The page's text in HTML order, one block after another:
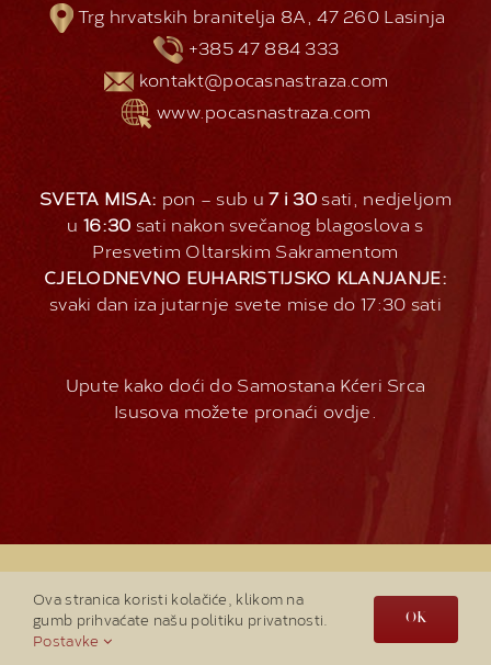
Trg hrvatskih branitelja 8A, 47 260 Lasinja
+385 47 884 333
kontakt@pocasnastraza.com
www.pocasnastraza.com
SVETA MISA: pon – sub u7 i 30sati, nedjeljom
u16:30 sati nakon svečanog blagoslova s
Presvetim Oltarskim Sakramentom
CJELODNEVNO EUHARISTIJSKO KLANJANJE:
svaki dan iza jutarnje svete mise do 17:30 sati
Upute kako doći do Samostana Kćeri Srca
Isusova možete pronaći ovdje.
Sva prava pridržava2026 |Službena stranica
Počasne straže| Samostan Kćeri Srca Isusova -
Lasinja
Ova stranica koristi kolačiće, klikom na
gumb prihvaćate našu politiku privatnosti.
Postavke
OK